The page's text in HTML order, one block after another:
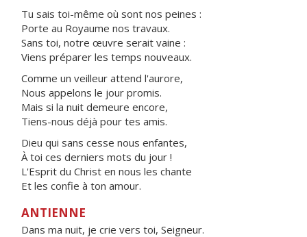
Tu sais toi-même où sont nos peines :
Porte au Royaume nos travaux.
Sans toi, notre œuvre serait vaine :
Viens préparer les temps nouveaux.
Comme un veilleur attend l'aurore,
Nous appelons le jour promis.
Mais si la nuit demeure encore,
Tiens-nous déjà pour tes amis.
Dieu qui sans cesse nous enfantes,
À toi ces derniers mots du jour !
L'Esprit du Christ en nous les chante
Et les confie à ton amour.
ANTIENNE
Dans ma nuit, je crie vers toi, Seigneur.